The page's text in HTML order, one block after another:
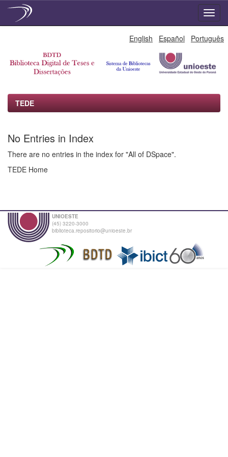
English Español Português
TEDE
No Entries in Index
There are no entries in the index for "All of DSpace".
TEDE Home
UNIOESTE
(45) 3220-3000
biblioteca.repositorio@unioeste.br